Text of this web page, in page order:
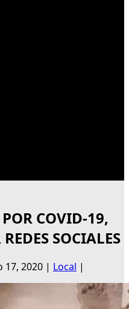
COVID-19,
SOCIALES
17, 2020 | Local |